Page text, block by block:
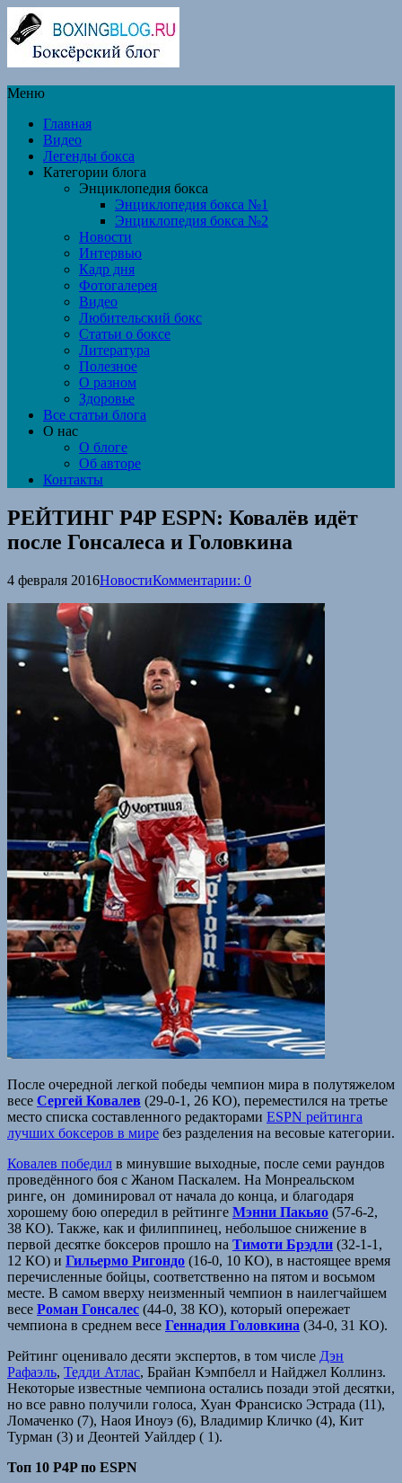
Меню
Главная
Видео
Легенды бокса
Категории блога
Энциклопедия бокса
Энциклопедия бокса №1
Энциклопедия бокса №2
Новости
Интервью
Кадр дня
Фотогалерея
Видео
Любительский бокс
Статьи о боксе
Литература
Полезное
О разном
Здоровье
Все статьи блога
О нас
О блоге
Об авторе
Контакты
РЕЙТИНГ P4P ESPN: Ковалёв идёт
после Гонсалеса и Головкина
4 февраля 2016НовостиКомментарии: 0
После очередной легкой победы чемпион мира в полутяжелом
весе Сергей Ковалев (29-0-1, 26 КО), переместился на третье
место списка составленного редакторами ESPN рейтинга
лучших боксеров в мире без разделения на весовые категории.
Ковалев победил в минувшие выходные, после семи раундов
проведённого боя с Жаном Паскалем. На Монреальском
ринге, он доминировал от начала до конца, и благодаря
хорошему бою опередил в рейтинге Мэнни Пакьяо (57-6-2,
38 КО). Также, как и филиппинец, небольшое снижение в
первой десятке боксеров прошло на Тимоти Брэдли (32-1-1,
12 КО) и Гильермо Ригондо (16-0, 10 КО), в настоящее время
перечисленные бойцы, соответственно на пятом и восьмом
месте. В самом вверху неизменный чемпион в наилегчайшем
весе Роман Гонсалес (44-0, 38 КО), который опережает
чемпиона в среднем весе Геннадия Головкина (34-0, 31 КО).
Рейтинг оценивало десяти экспертов, в том числе Дэн
Рафаэль, Тедди Атлас, Брайан Кэмпбелл и Найджел Коллинз.
Некоторые известные чемпиона остались позади этой десятки,
но все равно получили голоса, Хуан Франсиско Эстрада (11),
Ломаченко (7), Наоя Иноуэ (6), Владимир Кличко (4), Кит
Турман (3) и Деонтей Уайлдер ( 1).
Топ 10 P4P по ESPN